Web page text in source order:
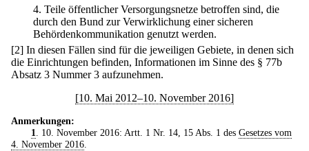
4. Teile öffentlicher Versorgungsnetze betroffen sind, die
durch den Bund zur Verwirklichung einer sicheren
Behördenkommunikation genutzt werden.
[2] In diesen Fällen sind für die jeweiligen Gebiete, in denen sich
die Einrichtungen befinden, Informationen im Sinne des § 77b
Absatz 3 Nummer 3 aufzunehmen.
[10. Mai 2012–10. November 2016]
Anmerkungen:
1. 10. November 2016: Artt. 1 Nr. 14, 15 Abs. 1 des Gesetzes vom
4. November 2016.